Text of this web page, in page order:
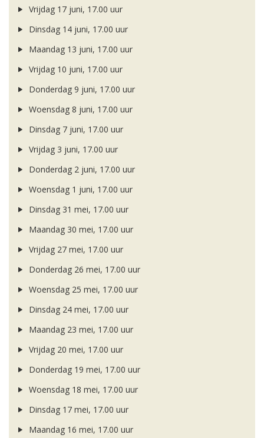
Vrijdag 17 juni, 17.00 uur
Dinsdag 14 juni, 17.00 uur
Maandag 13 juni, 17.00 uur
Vrijdag 10 juni, 17.00 uur
Donderdag 9 juni, 17.00 uur
Woensdag 8 juni, 17.00 uur
Dinsdag 7 juni, 17.00 uur
Vrijdag 3 juni, 17.00 uur
Donderdag 2 juni, 17.00 uur
Woensdag 1 juni, 17.00 uur
Dinsdag 31 mei, 17.00 uur
Maandag 30 mei, 17.00 uur
Vrijdag 27 mei, 17.00 uur
Donderdag 26 mei, 17.00 uur
Woensdag 25 mei, 17.00 uur
Dinsdag 24 mei, 17.00 uur
Maandag 23 mei, 17.00 uur
Vrijdag 20 mei, 17.00 uur
Donderdag 19 mei, 17.00 uur
Woensdag 18 mei, 17.00 uur
Dinsdag 17 mei, 17.00 uur
Maandag 16 mei, 17.00 uur